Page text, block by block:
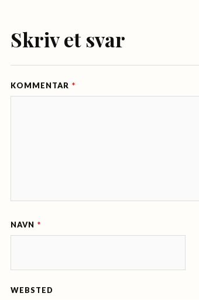
Skriv et svar
KOMMENTAR *
NAVN *
WEBSTED